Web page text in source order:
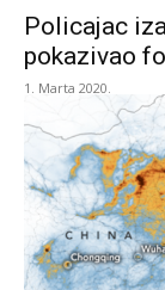
Policajac
pokazivao
1. Marta 2020.